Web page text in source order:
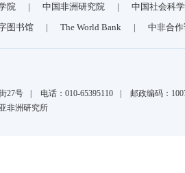
院 | 中国非洲研究院 |
中国社会科
图书馆
| The World Bank | 中非合
27号 电话：010-65395110
邮政编码：
非洲研究所